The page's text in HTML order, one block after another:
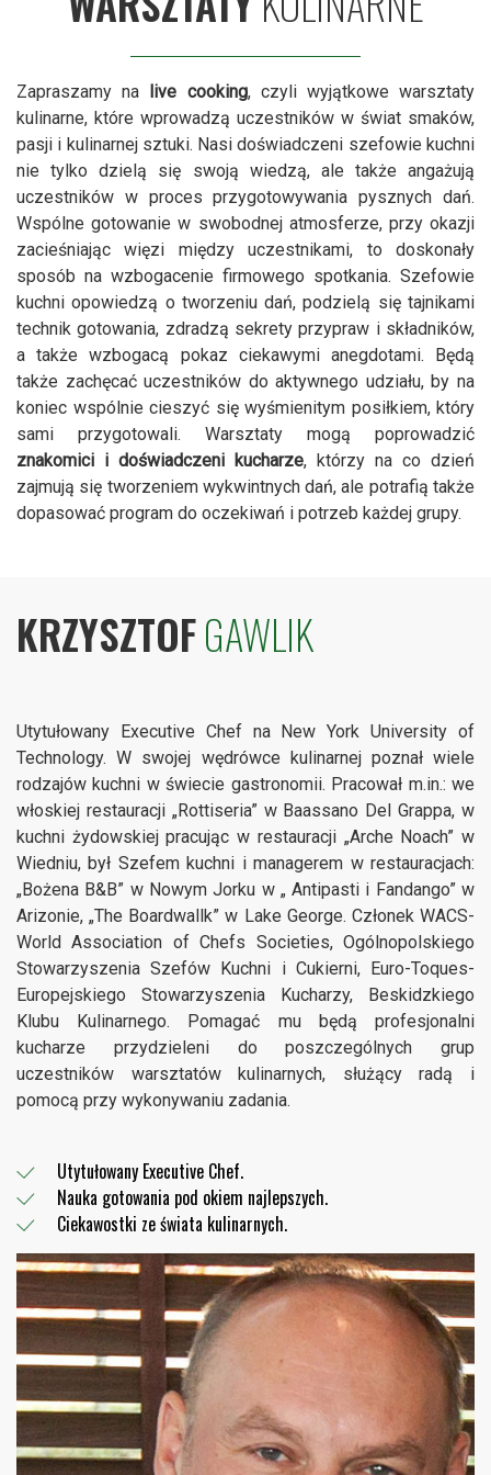
Zapraszamy na live cooking, czyli wyjątkowe warsztaty
kulinarne, które wprowadzą uczestników w świat smaków,
pasji i kulinarnej sztuki. Nasi doświadczeni szefowie kuchni
nie tylko dzielą się swoją wiedzą, ale także angażują
uczestników w proces przygotowywania pysznych dań.
Wspólne gotowanie w swobodnej atmosferze, przy okazji
zacieśniając więzi między uczestnikami, to doskonały
sposób na wzbogacenie firmowego spotkania. Szefowie
kuchni opowiedzą o tworzeniu dań, podzielą się tajnikami
technik gotowania, zdradzą sekrety przypraw i składników,
a także wzbogacą pokaz ciekawymi anegdotami. Będą
także zachęcać uczestników do aktywnego udziału, by na
koniec wspólnie cieszyć się wyśmienitym posiłkiem, który
sami przygotowali. Warsztaty mogą poprowadzić
znakomici i doświadczeni kucharze, którzy na co dzień
zajmują się tworzeniem wykwintnych dań, ale potrafią także
dopasować program do oczekiwań i potrzeb każdej grupy.
KRZYSZTOFGAWLIK
Utytułowany Executive Chef na New York University of
Technology. W swojej wędrówce kulinarnej poznał wiele
rodzajów kuchni w świecie gastronomii. Pracował m.in.: we
włoskiej restauracji „Rottiseria” w Baassano Del Grappa, w
kuchni żydowskiej pracując w restauracji „Arche Noach” w
Wiedniu, był Szefem kuchni i managerem w restauracjach:
„Bożena B&B” w Nowym Jorku w „ Antipasti i Fandango” w
Arizonie, „The Boardwallk” w Lake George. Członek WACS-
World Association of Chefs Societies, Ogólnopolskiego
Stowarzyszenia Szefów Kuchni i Cukierni, Euro-Toques-
Europejskiego Stowarzyszenia Kucharzy, Beskidzkiego
Klubu Kulinarnego. Pomagać mu będą profesjonalni
kucharze przydzieleni do poszczególnych grup
uczestników warsztatów kulinarnych, służący radą i
pomocą przy wykonywaniu zadania.
Utytułowany Executive Chef.
Nauka gotowania pod okiem najlepszych.
Ciekawostki ze świata kulinarnych.